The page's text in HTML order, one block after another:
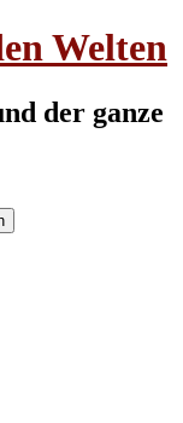
Welten
der ganze